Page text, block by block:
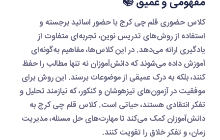
کلاس حضوری قلم چی کرجبا حضور اساتید برجسته و
استفاده از روش‌های تدریس نوین، تجربه‌ای متفاوت از
یادگیری ارائه می‌دهد. در این کلاس‌ها، مفاهیم به‌گونه‌ای
آموزش داده می‌شوند که دانش‌آموزان نه تنها مطالب را حفظ
کنند، بلکه به درک عمیقی از موضوعات برسند. این روش برای
موفقیت در آزمون‌های تیزهوشان و کنکور، که نیازمند تحلیل و
تفکر انتقادی هستند، حیاتی است.کلاس قلم چی کرجبه
دانش‌آموزان کمک می‌کند تا مهارت‌های حل مسئله، مدیریت
زمان، و تفکر خلاق را تقویت کنند.